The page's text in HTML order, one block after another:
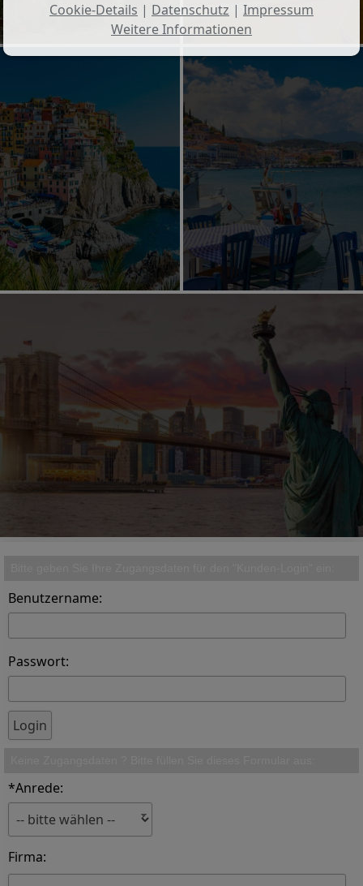
Benutzername:
Passwort:
*Anrede:
Firma:
Cookie-Details | Datenschutz | Impressum
Weitere Informationen